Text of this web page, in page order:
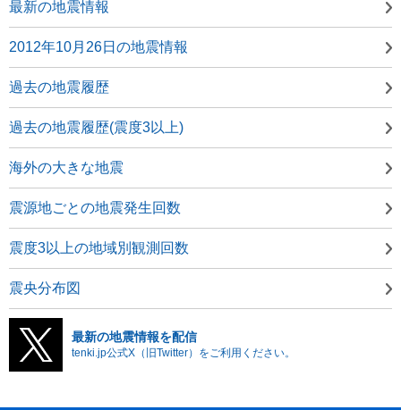
最新の地震情報
2012年10月26日の地震情報
過去の地震履歴
過去の地震履歴(震度3以上)
海外の大きな地震
震源地ごとの地震発生回数
震度3以上の地域別観測回数
震央分布図
最新の地震情報を配信
tenki.jp公式X（旧Twitter）をご利用ください。